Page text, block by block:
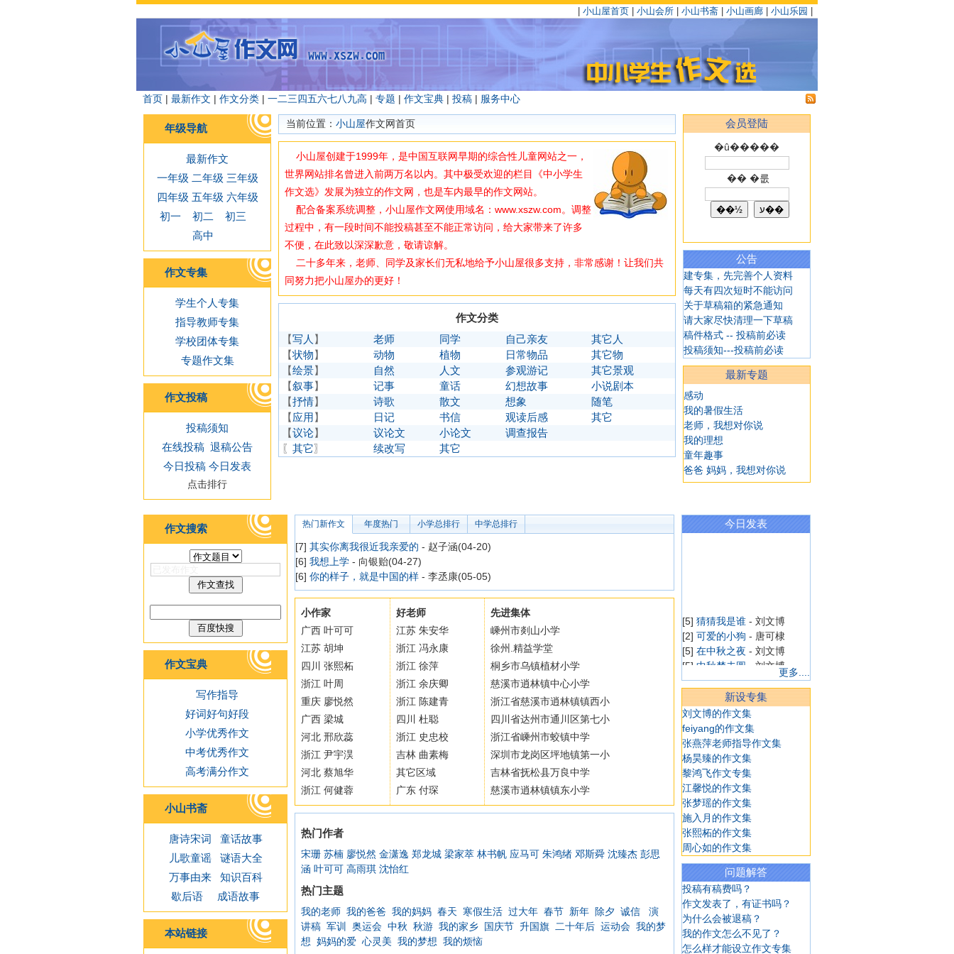
小山屋首页 小山会所 小山书斋 小山画廊 小山乐园
首页 | 最新作文 | 作文分类 | 一二三四五六七八九高 | 专题 | 作文宝典 | 投稿 | 服务中心
年级导航
最新作文
一年级 二年级 三年级
四年级 五年级 六年级
初一
初二
初三
高中
作文专集
学生个人专集
指导教师专集
学校团体专集
专题作文集
作文投稿
投稿须知
在线投稿 退稿公告
今日投稿 今日发表
点击排行
当前位置： 小山屋作文网首页
小山屋创建于1999年，是中国互联网早期的综合性儿童网站之一，
世界网站排名曾进入前两万名以内。其中极受欢迎的栏目《中小学生
作文选》发展为独立的作文网，也是车内最早的作文网站。
配合备案系统调整，小山屋作文网使用域名：www.xszw.com。调整
过程中，有一段时间不能投稿甚至不能正常访问，给大家带来了许多
不便，在此致以深深歉意，敬请谅解。
二十多年来，老师、同学及家长们无私地给予小山屋很多支持，非常感谢！让我们共
同努力把小山屋办的更好！
作文分类
【写人 】 老师 同学 自己亲友
其它人
【状物】 动物 植物 日常物品
其它物
【绘景】 自然 人文 参观游记
其它景观
【叙事】 记事 童话 幻想故事
小说剧本
【抒情】 诗歌 散文 想象
随笔
【应用】 日记 书信 观读后感
其它
【议论】 议论文 小论文
调查报告
〖 其它〗 续改写 其它
会员登陆
�û�����
�� �룺
公告
建专集，先完善个人资料
每天有四次短时不能访问
关于草稿箱的紧急通知
请大家尽快清理一下草稿
稿件格式 -- 投稿前必读
投稿须知---投稿前必读
最新专题
感动
我的暑假生活
老师，我想对你说
我的理想
童年趣事
爸爸 妈妈，我想对你说
作文搜索
作文宝典
写作指导
好词好句好段
小学优秀作文
中考优秀作文
高考满分作文
小山书斋
唐诗宋词
童话故事
儿歌童谣
谜语大全
万事由来
知识百科
歇后语
成语故事
本站链接
热门新作文 年度热门 小学总排行 中学总排行
[7] 其实你离我很近我亲爱的 - 赵子涵(04-20)
[6] 我想上学 - 向银贻(04-27)
[6] 你的样子，就是中国的样 - 李丞康(05-05)
小作家
广西 叶可可
江苏 胡坤
四川 张熙柘
浙江 叶周
重庆 廖悦然
广西 梁城
河北 邢欣蕊
浙江 尹宇淏
河北 蔡旭华
浙江 何健蓉
好老师
江苏 朱安华
浙江 冯永康
浙江 徐萍
浙江 余庆卿
浙江 陈建青
四川 杜聪
浙江 史忠校
吉林 曲素梅
其它区域
广东 付琛
先进集体
嵊州市剡山小学
徐州.精益学堂
桐乡市乌镇植材小学
慈溪市逍林镇中心小学
浙江省慈溪市逍林镇镇西小
四川省达州市通川区第七小
浙江省嵊州市蛟镇中学
深圳市龙岗区坪地镇第一小
吉林省抚松县万良中学
慈溪市逍林镇镇东小学
热门作者
宋珊 苏楠 廖悦然 金潇逸 郑龙城 梁家萃 林书帆 应马可 朱鸿绪 邓斯舜 沈臻杰 彭思
涵 叶可可 高雨琪 沈怡红
热门主题
我的老师 我的爸爸 我的妈妈 春天 寒假生活 过大年 春节 新年 除夕 诚信
演
讲稿 军训 奥运会 中秋 秋游 我的家乡 国庆节 升国旗 二十年后 运动会 我的梦
想 妈妈的爱 心灵美 我的梦想 我的烦恼
今日发表
[5] 猜猜我是谁 - 刘文博
[2] 可爱的小狗 - 唐可棣
[5] 在中秋之夜 - 刘文博
[5] 中秋梦未圆 - 刘文博
[5]平凡，也是一种美- 刘文
博
[4]日记一则- 华嘉璐
[4] 学游泳- 华嘉璐
[4]日记一则- 华嘉璐
[4]漂亮的喷泉- 陈溢
[4]做梦- 陈溢
[4]学游泳- 陈溢
[4]我十岁生日啦
[4]看田野- 陈溢
[4]海皮岛水世界
[7]一去不复返的小学
博
我想当个魔法师- 韩雨菲
[4]游上海野生动物园
菲
[4]逛商场- 韩雨菲
[4]老妈减肥记- 韩雨菲
[4]我学会了苦瓜炒蛋- 韩雨
更多....
新设专集
刘文博的作文集
feiyang的作文集
张燕萍老师指导作文集
杨昊臻的作文集
黎鸿飞作文专集
江馨悦的作文集
张梦瑶的作文集
施入月的作文集
张熙柘的作文集
周心如的作文集
问题解答
投稿有稿费吗？
作文发表了，有证书吗？
为什么会被退稿？
我的作文怎么不见了？
怎么样才能设立作文专集